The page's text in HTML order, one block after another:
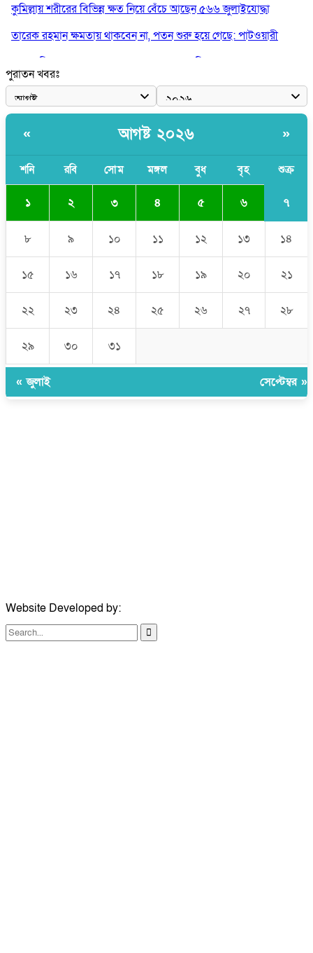
কুমিল্লায় শরীরের বিভিন্ন ক্ষত নিয়ে বেঁচে আছেন ৫৬৬ জুলাইযোদ্ধা
তারেক রহমান ক্ষমতায় থাকবেন না, পতন শুরু হয়ে গেছে: পাটওয়ারী
শেখ হাসিনাকে আর রাখতে চাচ্ছে না ভারত: আসিফ মাহমুদ
জুলাই কোনো শ্রেণি বা গোষ্ঠীর নয়, এটি সর্বস্তরের মানুষের: ড. ইউনূস
আলিয়া মাদ্রাসায় ছাত্রদল-শিবির সংঘর্ষ, হাতে পাইপ মাথায় হেলমেট পড়ে
মাঠে যুবদল নেতা নয়ন
পুরাতন খবরঃ
« আগষ্ট ২০২৬ »
শনি রবি সোম মঙ্গল বুধ বৃহ শুক্র
১ ২ ৩ ৪ ৫ ৬ ৭
৮ ৯ ১০ ১১ ১২ ১৩ ১৪
১৫ ১৬ ১৭ ১৮ ১৯ ২০ ২১
২২ ২৩ ২৪ ২৫ ২৬ ২৭ ২৮
২৯ ৩০ ৩১
« জুলাই সেপ্টেম্বর »
Website Developed by: